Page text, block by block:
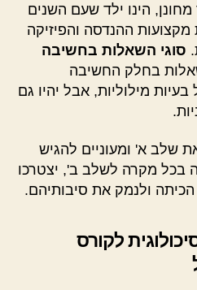
הינו ילד שעם השנים
ההנדסה והפיזיקה
סוגי השאלות בחשיבה
בחלק החשיבה
מילוליות, אבל יהיו גם
שלב א' ומעוניים להגיש
בכל מקרה לשלב ב', יצטרכו
ולנמק את סיבותיהם.
לקורס